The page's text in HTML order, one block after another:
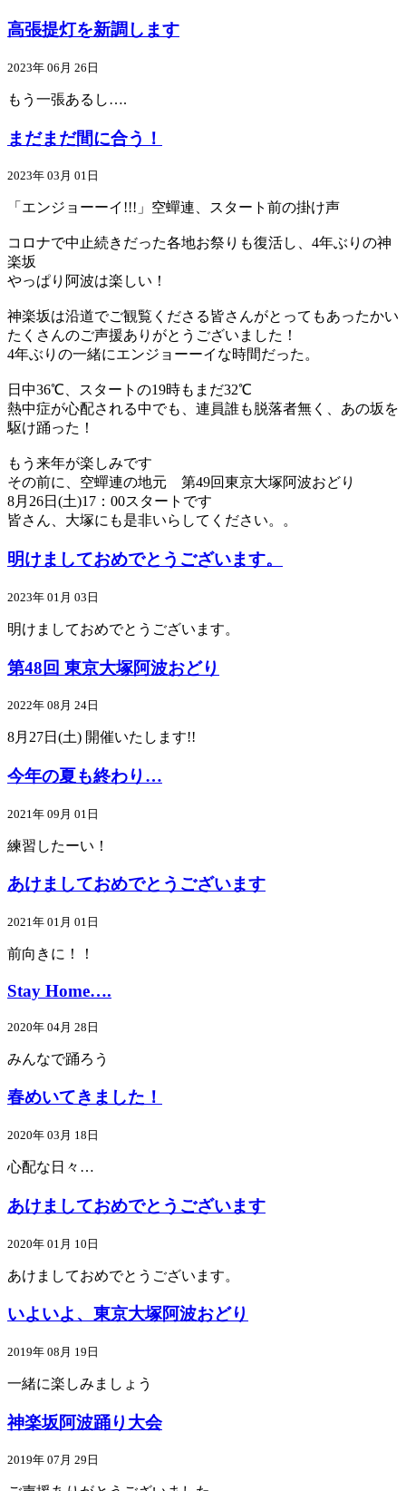
高張提灯を新調します
2023年 06月 26日
もう一張あるし….
まだまだ間に合う！
2023年 03月 01日
「エンジョーーイ!!!」空蟬連、スタート前の掛け声
コロナで中止続きだった各地お祭りも復活し、4年ぶりの神
楽坂
やっぱり阿波は楽しい！
神楽坂は沿道でご観覧くださる皆さんがとってもあったかい
たくさんのご声援ありがとうございました！
4年ぶりの一緒にエンジョーーイな時間だった。
日中36℃、スタートの19時もまだ32℃
熱中症が心配される中でも、連員誰も脱落者無く、あの坂を
駆け踊った！
もう来年が楽しみです
その前に、空蟬連の地元 第49回東京大塚阿波おどり
8月26日(土)17：00スタートです
皆さん、大塚にも是非いらしてください。。
明けましておめでとうございます。
2023年 01月 03日
明けましておめでとうございます。
第48回 東京大塚阿波おどり
2022年 08月 24日
8月27日(土) 開催いたします!!
今年の夏も終わり…
2021年 09月 01日
練習したーい！
あけましておめでとうございます
2021年 01月 01日
前向きに！！
Stay Home….
2020年 04月 28日
みんなで踊ろう
春めいてきました！
2020年 03月 18日
心配な日々…
あけましておめでとうございます
2020年 01月 10日
あけましておめでとうございます。
いよいよ、東京大塚阿波おどり
2019年 08月 19日
一緒に楽しみましょう
神楽坂阿波踊り大会
2019年 07月 29日